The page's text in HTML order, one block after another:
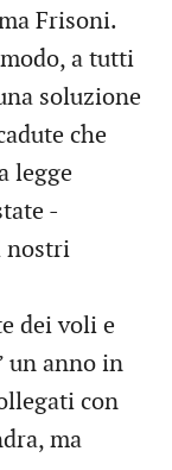
Frisoni.
a tutti
soluzione
che
legge
-
nostri
dei voli e
un anno in
con
ma